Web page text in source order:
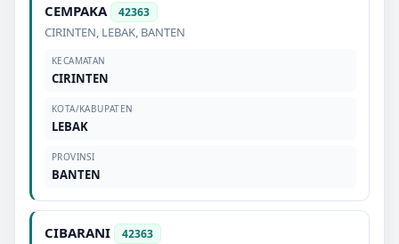
CEMPAKA 42363
CIRINTEN, LEBAK, BANTEN
KECAMATAN
CIRINTEN
KOTA/KABUPATEN
LEBAK
PROVINSI
BANTEN
CIBARANI 42363